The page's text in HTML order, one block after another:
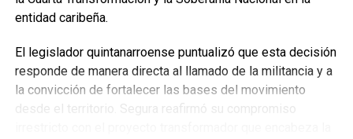
entidad caribeña.
El legislador quintanarroense puntualizó que esta decisión
responde de manera directa al llamado de la militancia y a
la convicción de fortalecer las bases del movimiento
desde el territorio. Segura reafirmó su compromiso